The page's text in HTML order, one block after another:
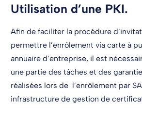
Utilisation d’une PKI.
Afin de faciliter la procédure
permettre l’enrôlement via carte à
annuaire d’entreprise, il est
une partie des tâches et des
réalisées lors de l’enrôlement par
infrastructure de gestion de